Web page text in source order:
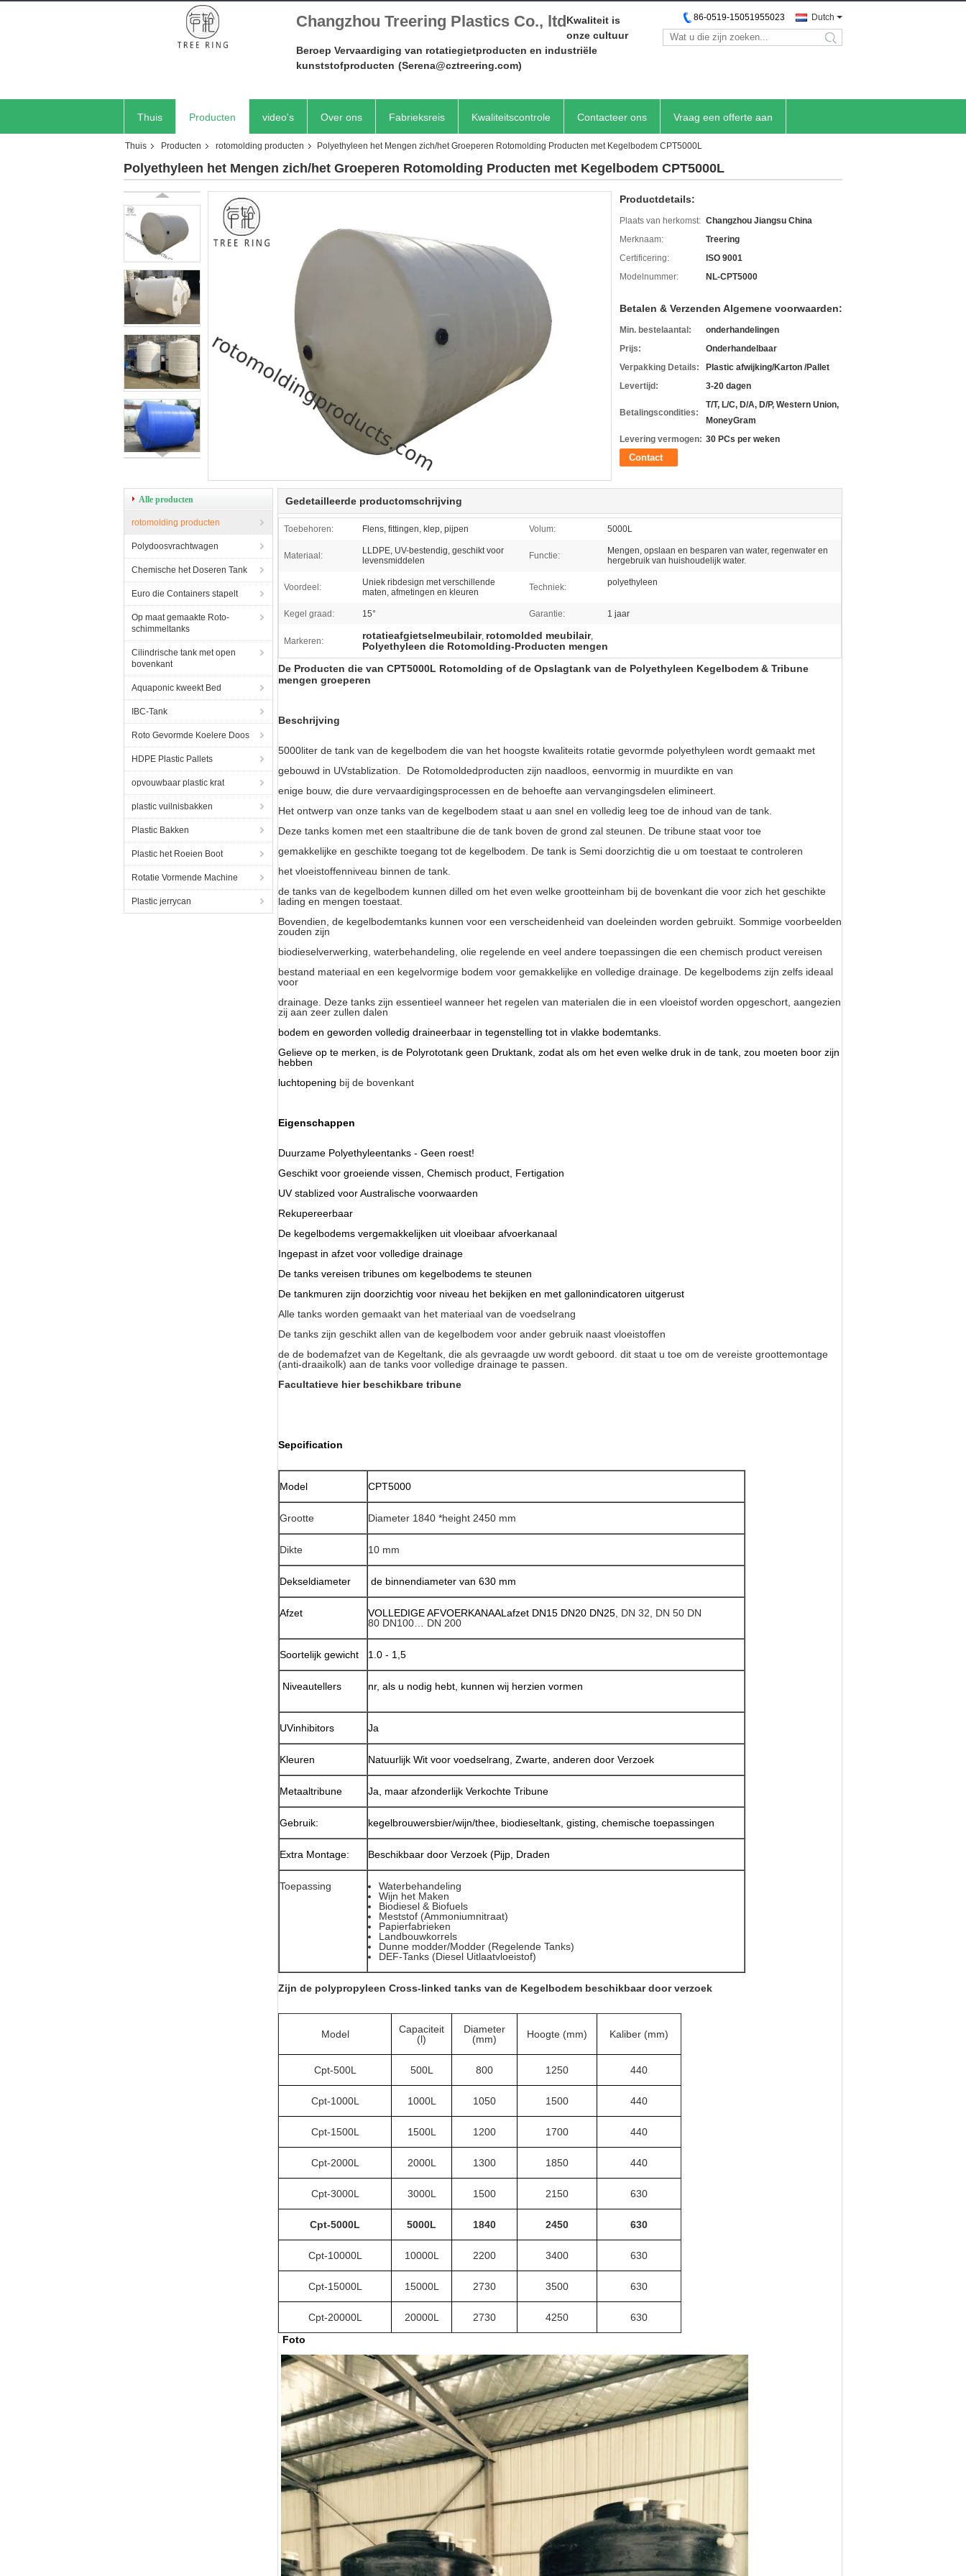
Changzhou Treering Plastics Co., ltdKwaliteit is
onze cultuur
Beroep Vervaardiging van rotatiegietproducten en industriële
kunststofproducten (Serena@cztreering.com)
Dutch
86-0519-15051955023
search
Thuis Producten video's Over ons Fabrieksreis Kwaliteitscontrole Contacteer ons Vraag een offerte aan
Thuis Producten rotomolding producten Polyethyleen het Mengen zich/het Groeperen Rotomolding Producten met Kegelbodem CPT5000L
Polyethyleen het Mengen zich/het Groeperen Rotomolding Producten met Kegelbodem CPT5000L
Productdetails:
Plaats van herkomst: Changzhou Jiangsu China
Merknaam:
Treering
Certificering:
ISO 9001
Modelnummer:
NL-CPT5000
Betalen & Verzenden Algemene voorwaarden:
Min. bestelaantal:
onderhandelingen
Prijs:
Onderhandelbaar
Verpakking Details:
Plastic afwijking/Karton /Pallet
Levertijd:
3-20 dagen
Betalingscondities:
T/T, L/C, D/A, D/P, Western Union,
MoneyGram
Levering vermogen: 30 PCs per weken
Contact
Alle producten
rotomolding producten
Polydoosvrachtwagen
Chemische het Doseren Tank
Euro die Containers stapelt
Op maat gemaakte Roto-
schimmeltanks
Cilindrische tank met open
bovenkant
Aquaponic kweekt Bed
IBC-Tank
Roto Gevormde Koelere Doos
HDPE Plastic Pallets
opvouwbaar plastic krat
plastic vuilnisbakken
Plastic Bakken
Plastic het Roeien Boot
Rotatie Vormende Machine
Plastic jerrycan
Gedetailleerde productomschrijving
Toebehoren: Flens, fittingen, klep, pijpen Volum: 5000L
Materiaal:
LLDPE, UV-bestendig, geschikt voor
levensmiddelen
Functie:
Mengen, opslaan en besparen van water, regenwater en
hergebruik van huishoudelijk water.
Voordeel:
Uniek ribdesign met verschillende
maten, afmetingen en kleuren
Techniek: polyethyleen
Kegel graad: 15° Garantie: 1 jaar
Markeren: rotatieafgietselmeubilair, rotomolded meubilair,
Polyethyleen die Rotomolding-Producten mengen
De Producten die van CPT5000L Rotomolding of de Opslagtank van de Polyethyleen Kegelbodem & Tribune
mengen groeperen
Beschrijving
5000liter de tank van de kegelbodem die van het hoogste kwaliteits rotatie gevormde polyethyleen wordt gemaakt met
gebouwd in UVstablization.
De Rotomoldedproducten zijn naadloos, eenvormig in muurdikte en van
enige bouw, die dure vervaardigingsprocessen en de behoefte aan vervangingsdelen elimineert.
Het ontwerp van onze tanks van de kegelbodem staat u aan snel en volledig leeg toe de inhoud van de tank.
Deze tanks komen met een staaltribune die de tank boven de grond zal steunen. De tribune staat voor toe
gemakkelijke en geschikte toegang tot de kegelbodem. De tank is Semi doorzichtig die u om toestaat te controleren
het vloeistoffenniveau binnen de tank.
de tanks van de kegelbodem kunnen dilled om het even welke grootteinham bij de bovenkant die voor zich het geschikte
lading en mengen toestaat.
Bovendien, de kegelbodemtanks kunnen voor een verscheidenheid van doeleinden worden gebruikt. Sommige voorbeelden
zouden zijn
biodieselverwerking, waterbehandeling, olie regelende en veel andere toepassingen die een chemisch product vereisen
bestand materiaal en een kegelvormige bodem voor gemakkelijke en volledige drainage. De kegelbodems zijn zelfs ideaal
voor
drainage. Deze tanks zijn essentieel wanneer het regelen van materialen die in een vloeistof worden opgeschort, aangezien
zij aan zeer zullen dalen
bodem en geworden volledig draineerbaar in tegenstelling tot in vlakke bodemtanks.
Gelieve op te merken, is de Polyrototank geen Druktank, zodat als om het even welke druk in de tank, zou moeten boor zijn
hebben
luchtopening bij de bovenkant
Eigenschappen
Duurzame Polyethyleentanks - Geen roest!
Geschikt voor groeiende vissen, Chemisch product, Fertigation
UV stablized voor Australische voorwaarden
Rekupereerbaar
De kegelbodems vergemakkelijken uit vloeibaar afvoerkanaal
Ingepast in afzet voor volledige drainage
De tanks vereisen tribunes om kegelbodems te steunen
De tankmuren zijn doorzichtig voor niveau het bekijken en met gallonindicatoren uitgerust
Alle tanks worden gemaakt van het materiaal van de voedselrang
De tanks zijn geschikt allen van de kegelbodem voor ander gebruik naast vloeistoffen
de de bodemafzet van de Kegeltank, die als gevraagde uw wordt geboord. dit staat u toe om de vereiste groottemontage
(anti-draaikolk) aan de tanks voor volledige drainage te passen.
Facultatieve hier beschikbare tribune
Sepcification
Model CPT5000
Grootte Diameter 1840 *height 2450 mm
Dikte 10 mm
Dekseldiameter de binnendiameter van 630 mm
Afzet VOLLEDIGE AFVOERKANAALafzet DN15 DN20 DN25 , DN 32, DN 50 DN
80 DN100… DN 200
Soortelijk gewicht 1.0 - 1,5
Niveautellers nr, als u nodig hebt, kunnen wij herzien vormen
UVinhibitors Ja
Kleuren Natuurlijk Wit voor voedselrang, Zwarte, anderen door Verzoek
Metaaltribune Ja, maar afzonderlijk Verkochte Tribune
Gebruik: kegelbrouwersbier/wijn/thee, biodieseltank, gisting, chemische toepassingen
Extra Montage: Beschikbaar door Verzoek (Pijp, Draden
Toepassing
Waterbehandeling
Wijn het Maken
Biodiesel & Biofuels
Meststof (Ammoniumnitraat)
Papierfabrieken
Landbouwkorrels
Dunne modder/Modder (Regelende Tanks)
DEF-Tanks (Diesel Uitlaatvloeistof)
Zijn de polypropyleen Cross-linked tanks van de Kegelbodem beschikbaar door verzoek
Model
Capaciteit
(l)
Diameter
(mm)
Hoogte (mm) Kaliber (mm)
Cpt-500L 500L 800 1250 440
Cpt-1000L 1000L 1050 1500 440
Cpt-1500L 1500L 1200 1700 440
Cpt-2000L 2000L 1300 1850 440
Cpt-3000L 3000L 1500 2150 630
Cpt-5000L 5000L 1840 2450 630
Cpt-10000L 10000L 2200 3400 630
Cpt-15000L 15000L 2730 3500 630
Cpt-20000L 20000L 2730 4250
630
Foto